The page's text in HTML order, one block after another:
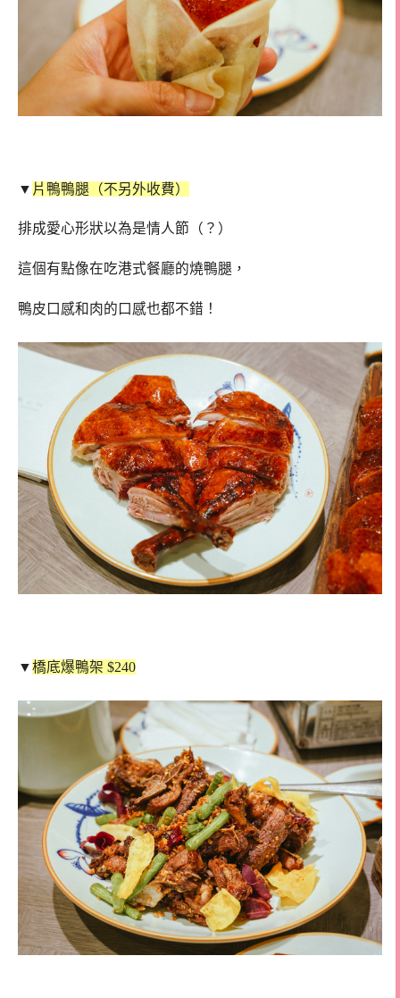
▼ 片鴨鴨腿（不另外收費）
排成愛心形狀以為是情人節（？）
這個有點像在吃港式餐廳的燒鴨腿，
鴨皮口感和肉的口感也都不錯！
▼橋底爆鴨架 $240